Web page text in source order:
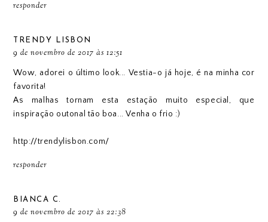
responder
TRENDY LISBON
9 de novembro de 2017 às 12:51
Wow, adorei o último look... Vestia-o já hoje, é na minha cor
favorita!
As malhas tornam esta estação muito especial, que
inspiração outonal tão boa... Venha o frio :)
http://trendylisbon.com/
responder
BIANCA C.
9 de novembro de 2017 às 22:38